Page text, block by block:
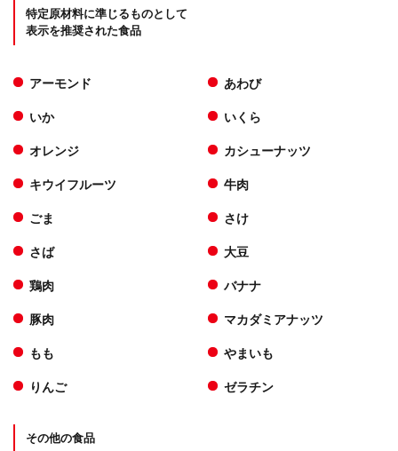
特定原材料に準じるものとして
表示を推奨された食品
アーモンド あわび
いか いくら
オレンジ カシューナッツ
キウイフルーツ 牛肉
ごま さけ
さば 大豆
鶏肉 バナナ
豚肉 マカダミアナッツ
もも やまいも
りんご ゼラチン
その他の食品